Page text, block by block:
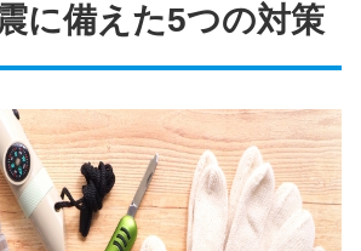
に備えた5つの対策